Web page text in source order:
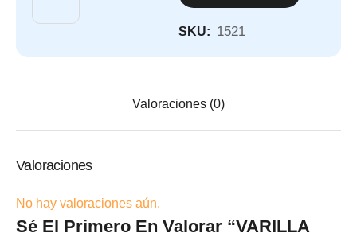
SKU: 1521
Valoraciones (0)
Valoraciones
No hay valoraciones aún.
Sé El Primero En Valorar “VARILLA